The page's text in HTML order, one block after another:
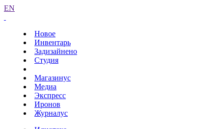
EN
Новое
Инвентарь
Задизайнено
Студия
Магазинус
Медиа
Экспресс
Иронов
Журналус